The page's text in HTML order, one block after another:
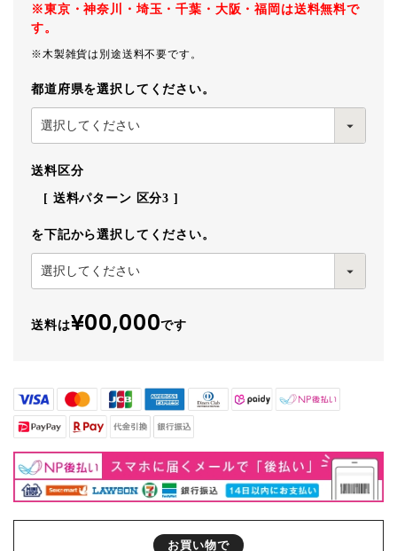
※東京・神奈川・埼玉・千葉・大阪・福岡は送料無料で
す。
※木製雑貨は別途送料不要です。
都道府県を選択してください。
送料区分
送料パターン 区分3
を下記から選択してください。
送料は¥00,000です
お買い物で